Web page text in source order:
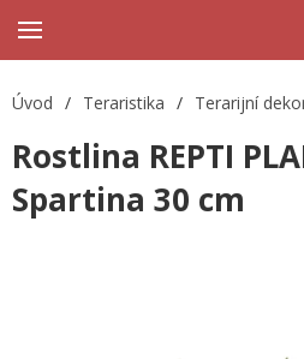
Úvod / Teraristika / Terarijní
Rostlina REPTI
Spartina 30 cm